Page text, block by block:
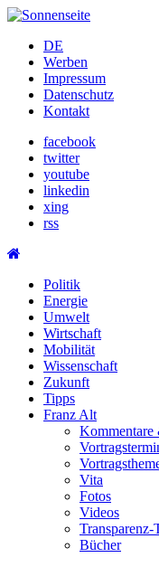
Skip
contentDE
Werben
Impressum
Datenschutz
Kontakt
facebook
twitter
youtube
linkedin
xing
rss
Politik
Energie
Umwelt
Wirtschaft
Mobilität
Wissenschaft
Zukunft
Tipps
Franz Alt
Vita
Fotos
Videos
Bücher